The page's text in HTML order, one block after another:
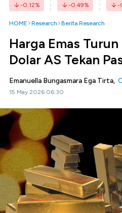
-0.12% -0.49% -
HOME Research Berita Research
Harga Emas
Dolar AS Tekan
Emanuella Bungasmara Ega Tirta,
15 May 2026 06:30